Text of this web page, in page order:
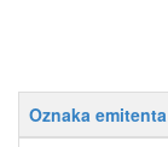
Oznaka emitenta